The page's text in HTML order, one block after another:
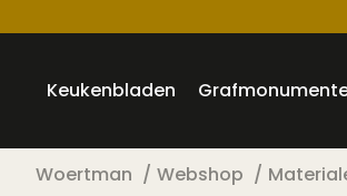
Keukenbladen
Woertman Webshop